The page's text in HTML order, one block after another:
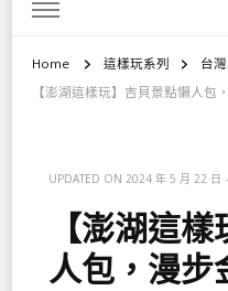
Home 這樣玩系列
台
【澎湖這樣玩】吉貝景點懶人包
UPDATED ON 2024 年 5 月 22 日
【澎湖這
人包，漫步